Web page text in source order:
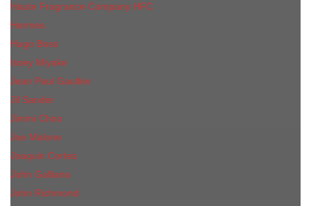
Haute Fragrance Company HFC
Hermes
Hugo Boss
Issey Miyake
Jean Paul Gaultier
Jil Sander
Jimmi Choo
Jое Malоnе
Joaquin Cortes
John Galliano
John Richmond